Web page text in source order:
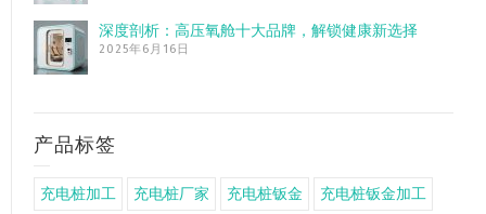
深度剖析：高压氧舱十大品牌，解锁健康新选择
2025年6月16日
产品标签
充电桩加工 充电桩厂家 充电桩钣金 充电桩钣金加工